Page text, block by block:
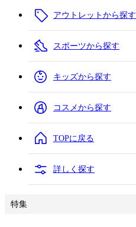
アウトレットから探す
スポーツから探す
キッズから探す
コスメから探す
TOPに戻る
詳しく探す
特集